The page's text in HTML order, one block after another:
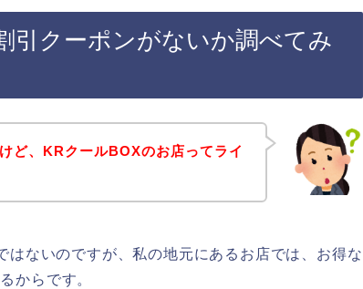
引クーポンがないか調べてみ
ど、KRクールBOXのお店ってライ
はないのですが、私の地元にあるお店では、お得な
からです。